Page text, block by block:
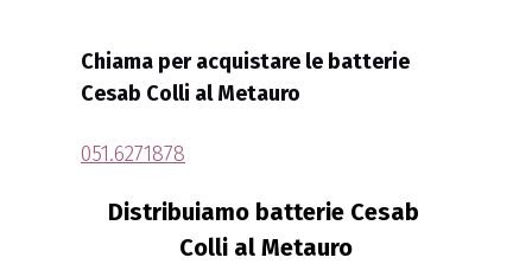
Chiama per acquistare le batterie
Cesab Colli al Metauro
051.6271878
Distribuiamo batterie Cesab
Colli al Metauro